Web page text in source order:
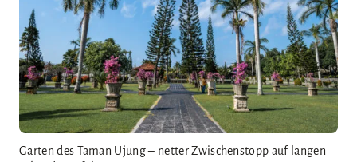
Garten des Taman Ujung – netter Zwischenstopp auf langen